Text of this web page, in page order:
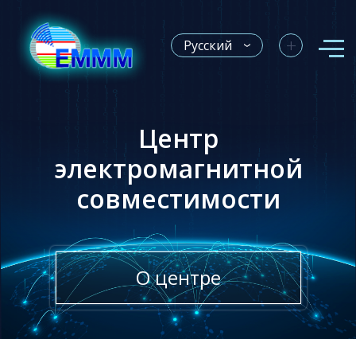
Русский +
Центр
электромагнитной
совместимости
О центре